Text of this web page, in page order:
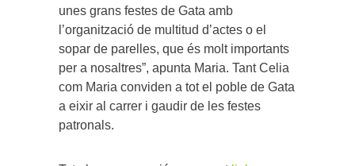
unes grans festes de Gata amb
l’organització de multitud d’actes o el
sopar de parelles, que és molt importants
per a nosaltres”, apunta Maria. Tant Celia
com Maria conviden a tot el poble de Gata
a eixir al carrer i gaudir de les festes
patronals.